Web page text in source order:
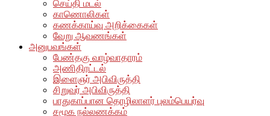
செய்தி மடல்
காணொலிகள்
கணக்காய்வு அறிக்கைகள்
வேறு ஆவணங்கள்
அனுபவங்கள்
பேண்தகு வாழ்வாதாரம்
அணிதிரட்டல்
இளைஞர் அபிவிருத்தி
சிறுவர் அபிவிருத்தி
பாதுகாப்பான தொழிலாளர் புலம்பெயர்வு
சமூக நல்லணக்கம்